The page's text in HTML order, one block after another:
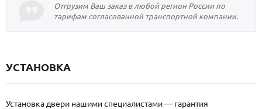
Отгрузим Ваш заказ в любой регион России по
тарифам согласованной транспортной компании.
УСТАНОВКА
Установка двери нашими специалистами — гарантия